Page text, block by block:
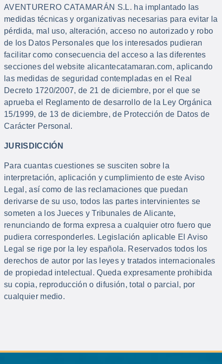
AVENTURERO CATAMARÁN S.L. ha implantado las
medidas técnicas y organizativas necesarias para evitar la
pérdida, mal uso, alteración, acceso no autorizado y robo
de los Datos Personales que los interesados pudieran
facilitar como consecuencia del acceso a las diferentes
secciones del website alicantecatamaran.com, aplicando
las medidas de seguridad contempladas en el Real
Decreto 1720/2007, de 21 de diciembre, por el que se
aprueba el Reglamento de desarrollo de la Ley Orgánica
15/1999, de 13 de diciembre, de Protección de Datos de
Carácter Personal.
JURISDICCIÓN
Para cuantas cuestiones se susciten sobre la
interpretación, aplicación y cumplimiento de este Aviso
Legal, así como de las reclamaciones que puedan
derivarse de su uso, todos las partes intervinientes se
someten a los Jueces y Tribunales de Alicante,
renunciando de forma expresa a cualquier otro fuero que
pudiera corresponderles. Legislación aplicable El Aviso
Legal se rige por la ley española. Reservados todos los
derechos de autor por las leyes y tratados internacionales
de propiedad intelectual. Queda expresamente prohibida
su copia, reproducción o difusión, total o parcial, por
cualquier medio.